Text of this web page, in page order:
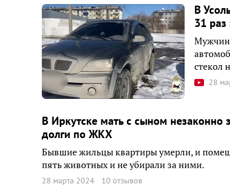
В
31
стекол
28
В Иркутске мать с сыном незаконно
долги по ЖКХ
Бывшие жильцы квартиры умерли, и
пять животных и не убирали за ними.
28 марта 2024 10 отзывов